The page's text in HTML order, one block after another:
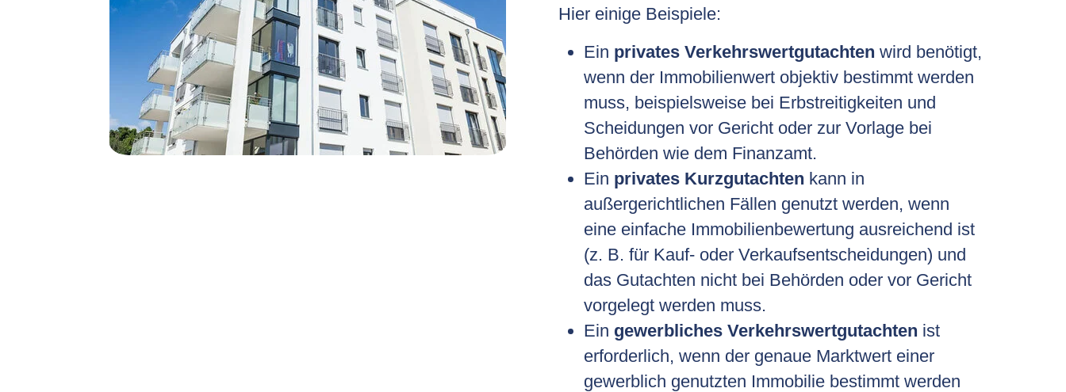
Hier einige Beispiele:
Ein privates Verkehrswertgutachten wird benötigt,
wenn der Immobilienwert objektiv bestimmt werden
muss, beispielsweise bei Erbstreitigkeiten und
Scheidungen vor Gericht oder zur Vorlage bei
Behörden wie dem Finanzamt.
Ein privates Kurzgutachten kann in
außergerichtlichen Fällen genutzt werden, wenn
eine einfache Immobilienbewertung ausreichend ist
(z. B. für Kauf- oder Verkaufsentscheidungen) und
das Gutachten nicht bei Behörden oder vor Gericht
vorgelegt werden muss.
Ein gewerbliches Verkehrswertgutachten ist
erforderlich, wenn der genaue Marktwert einer
gewerblich genutzten Immobilie bestimmt werden